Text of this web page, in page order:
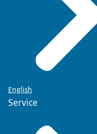
English
Service